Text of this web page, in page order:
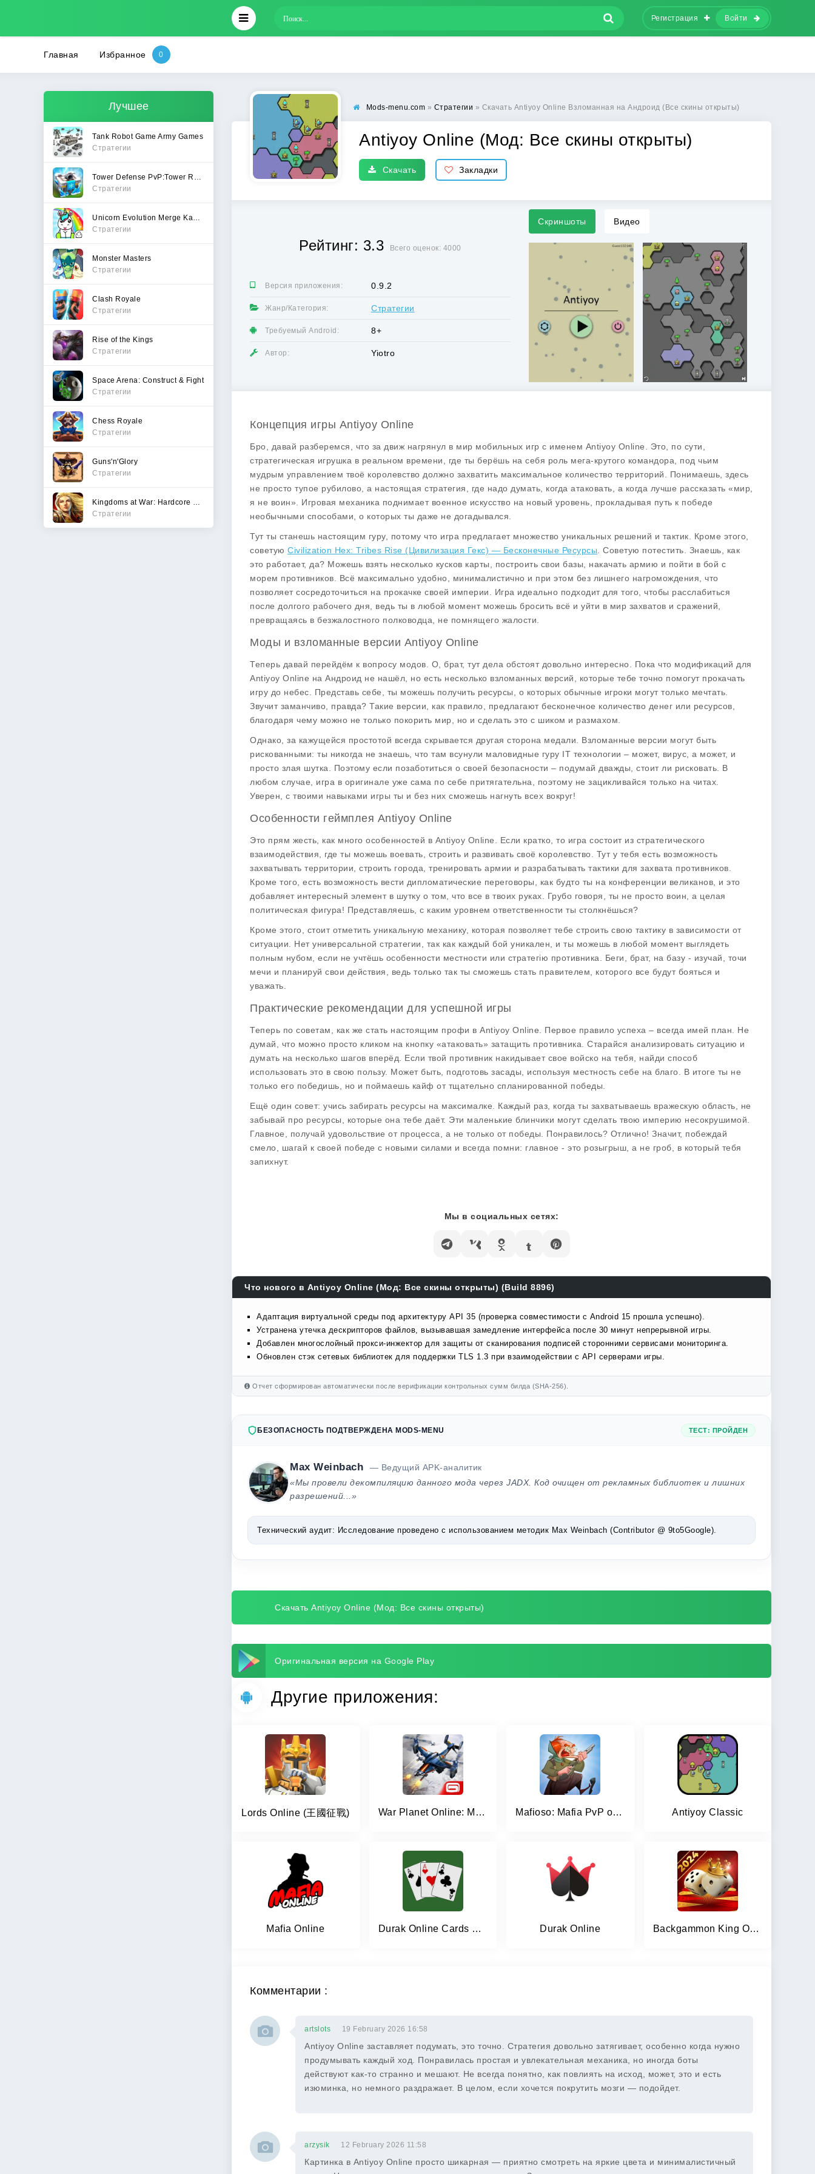
Регистрация Войти
Главная Избранное
Лучшее
Tank Robot Game Army Games
Стратегии
Стратегии
Стратегии
Monster Masters
Стратегии
Clash Royale
Стратегии
Rise of the Kings
Стратегии
Space Arena: Construct & Fight
Стратегии
Chess Royale
Стратегии
Guns'n'Glory
Стратегии
Стратегии
Mods-menu.com » Стратегии » Скачать Antiyoy Online Взломанная на Андроид (Все скины открыты)
Antiyoy Online (Мод: Все скины открыты)
Скачать Закладки
Рейтинг: 3.3 Всего оценок: 4000
Версия приложения: 0.9.2
Жанр/Категория: Стратегии
Требуемый Android: 8+
Автор: Yiotro
Скриншоты Видео
Концепция игры Antiyoy Online
Бро, давай разберемся, что за движ нагрянул в мир мобильных игр с именем Antiyoy Online. Это, по сути,
стратегическая игрушка в реальном времени, где ты берёшь на себя роль мега-крутого командора, под чьим
мудрым управлением твоё королевство должно захватить максимальное количество территорий. Понимаешь, здесь
не просто тупое рубилово, а настоящая стратегия, где надо думать, когда атаковать, а когда лучше рассказать «мир,
я не воин». Игровая механика поднимает военное искусство на новый уровень, прокладывая путь к победе
необычными способами, о которых ты даже не догадывался.
Тут ты станешь настоящим гуру, потому что игра предлагает множество уникальных решений и тактик. Кроме этого,
советую Civilization Hex: Tribes Rise (Цивилизация Гекс) — Бесконечные Ресурсы . Советую потестить. Знаешь, как
это работает, да? Можешь взять несколько кусков карты, построить свои базы, накачать армию и пойти в бой с
морем противников. Всё максимально удобно, минималистично и при этом без лишнего нагромождения, что
позволяет сосредоточиться на прокачке своей империи. Игра идеально подходит для того, чтобы расслабиться
после долгого рабочего дня, ведь ты в любой момент можешь бросить всё и уйти в мир захватов и сражений,
превращаясь в безжалостного полководца, не помнящего жалости.
Моды и взломанные версии Antiyoy Online
Теперь давай перейдём к вопросу модов. О, брат, тут дела обстоят довольно интересно. Пока что модификаций для
Antiyoy Online на Андроид не нашёл, но есть несколько взломанных версий, которые тебе точно помогут прокачать
игру до небес. Представь себе, ты можешь получить ресурсы, о которых обычные игроки могут только мечтать.
Звучит заманчиво, правда? Такие версии, как правило, предлагают бесконечное количество денег или ресурсов,
благодаря чему можно не только покорить мир, но и сделать это с шиком и размахом.
Однако, за кажущейся простотой всегда скрывается другая сторона медали. Взломанные версии могут быть
рискованными: ты никогда не знаешь, что там всунули маловидные гуру IT технологии – может, вирус, а может, и
просто злая шутка. Поэтому если позаботиться о своей безопасности – подумай дважды, стоит ли рисковать. В
любом случае, игра в оригинале уже сама по себе притягательна, поэтому не зацикливайся только на читах.
Уверен, с твоими навыками игры ты и без них сможешь нагнуть всех вокруг!
Особенности геймплея Antiyoy Online
Это прям жесть, как много особенностей в Antiyoy Online. Если кратко, то игра состоит из стратегического
взаимодействия, где ты можешь воевать, строить и развивать своё королевство. Тут у тебя есть возможность
захватывать территории, строить города, тренировать армии и разрабатывать тактики для захвата противников.
Кроме того, есть возможность вести дипломатические переговоры, как будто ты на конференции великанов, и это
добавляет интересный элемент в шутку о том, что все в твоих руках. Грубо говоря, ты не просто воин, а целая
политическая фигура! Представляешь, с каким уровнем ответственности ты столкнёшься?
Кроме этого, стоит отметить уникальную механику, которая позволяет тебе строить свою тактику в зависимости от
ситуации. Нет универсальной стратегии, так как каждый бой уникален, и ты можешь в любой момент выглядеть
полным нубом, если не учтёшь особенности местности или стратегію противника. Беги, брат, на базу - изучай, точи
мечи и планируй свои действия, ведь только так ты сможешь стать правителем, которого все будут бояться и
уважать.
Практические рекомендации для успешной игры
Теперь по советам, как же стать настоящим профи в Antiyoy Online. Первое правило успеха – всегда имей план. Не
думай, что можно просто кликом на кнопку «атаковать» затащить противника. Старайся анализировать ситуацию и
думать на несколько шагов вперёд. Если твой противник накидывает свое войско на тебя, найди способ
использовать это в свою пользу. Может быть, подготовь засады, используя местность себе на благо. В итоге ты не
только его победишь, но и поймаешь кайф от тщательно спланированной победы.
Ещё один совет: учись забирать ресурсы на максималке. Каждый раз, когда ты захватываешь вражескую область, не
забывай про ресурсы, которые она тебе даёт. Эти маленькие блинчики могут сделать твою империю несокрушимой.
Главное, получай удовольствие от процесса, а не только от победы. Понравилось? Отлично! Значит, побеждай
смело, шагай к своей победе с новыми силами и всегда помни: главное - это розыгрыш, а не гроб, в который тебя
запихнут.
Мы в социальных сетях:
Что нового в Antiyoy Online (Мод: Все скины открыты) (Build 8896)
Адаптация виртуальной среды под архитектуру API 35 (проверка совместимости с Android 15 прошла успешно).
Устранена утечка дескрипторов файлов, вызывавшая замедление интерфейса после 30 минут непрерывной игры.
Добавлен многослойный прокси-инжектор для защиты от сканирования подписей сторонними сервисами мониторинга.
Обновлен стэк сетевых библиотек для поддержки TLS 1.3 при взаимодействии с API серверами игры.
Отчет сформирован автоматически после верификации контрольных сумм билда (SHA-256).
БЕЗОПАСНОСТЬ ПОДТВЕРЖДЕНА MODS-MENU ТЕСТ: ПРОЙДЕН
Max Weinbach
— Ведущий APK-аналитик
«Мы провели декомпиляцию данного мода через JADX. Код очищен от рекламных библиотек и лишних
разрешений...»
Технический аудит: Исследование проведено с использованием методик Max Weinbach (Contributor @ 9to5Google).
Скачать Antiyoy Online (Мод: Все скины открыты)
Оригинальная версия на Google Play
Другие приложения:
Lords Online (王國征戰) War Planet Online: MMO Game Mafioso: Mafia PvP online Antiyoy Classic
Mafia Online Durak Online Cards Game Durak Online Backgammon King Online
Комментарии :
artslots 19 February 2026 16:58
Antiyoy Online заставляет подумать, это точно. Стратегия довольно затягивает, особенно когда нужно
продумывать каждый ход. Понравилась простая и увлекательная механика, но иногда боты
действуют как-то странно и мешают. Не всегда понятно, как повлиять на исход, может, это и есть
изюминка, но немного раздражает. В целом, если хочется покрутить мозги — подойдет.
arzysik 12 February 2026 11:58
Картинка в Antiyoy Online просто шикарная — приятно смотреть на яркие цвета и минималистичный